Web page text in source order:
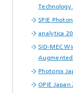
Technology
SPIE
analytica
SID-MEC
Photonix
OPIE Japan